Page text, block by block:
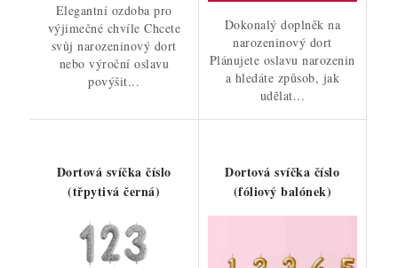
Elegantní ozdoba pro
výjimečné chvíle Chcete
svůj narozeninový dort
nebo výroční oslavu
povýšit...
Dokonalý doplněk na
narozeninový dort
Plánujete oslavu narozenin
a hledáte způsob, jak
udělat...
Dortová svíčka číslo
(třpytivá černá)
Dortová svíčka číslo
(fóliový balónek)